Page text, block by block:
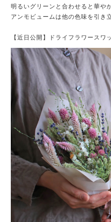
明るいグリーンと合わせると華や
アンモビュームは他の色味を引き
【近日公開】ドライフラワースワ